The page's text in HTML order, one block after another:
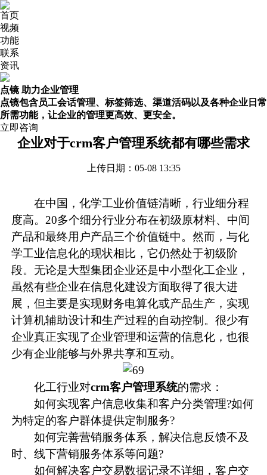
首页
视频
功能
联系
资讯
点镜 助力企业管理
点镜包含员工会话管理、标签筛选、渠道活码以及各种企业日常
所需功能，让企业的管理更高效、更安全。
立即咨询
企业对于crm客户管理系统都有哪些需求
上传日期：05-08 13:35
在中国，化学工业价值链清晰，行业细分程
度高。20多个细分行业分布在初级原材料、中间
产品和最终用户产品三个价值链中。然而，与化
学工业信息化的现状相比，它仍然处于初级阶
段。无论是大型集团企业还是中小型化工企业，
虽然有些企业在信息化建设方面取得了很大进
展，但主要是实现财务电算化或产品生产，实现
计算机辅助设计和生产过程的自动控制。很少有
企业真正实现了企业管理和运营的信息化，也很
少有企业能够与外界共享和互动。
化工行业对crm客户管理系统的需求：
如何实现客户信息收集和客户分类管理?如何
为特定的客户群体提供定制服务?
如何完善营销服务体系，解决信息反馈不及
时、线下营销服务体系等问题?
如何解决客户交易数据记录不详细，客户交